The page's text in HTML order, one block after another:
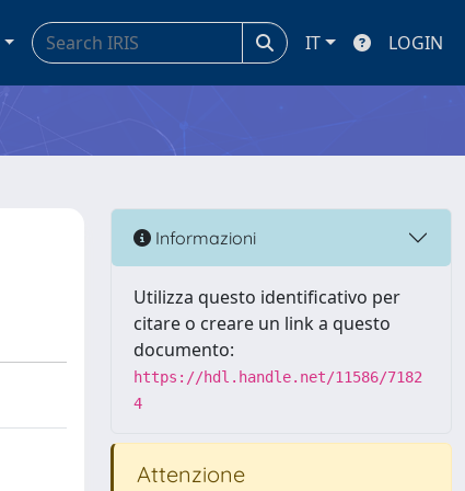
IT LOGIN
Informazioni
Utilizza questo identificativo per
citare o creare un link a questo
documento:
https://hdl.handle.net/11586/7182
4
Attenzione